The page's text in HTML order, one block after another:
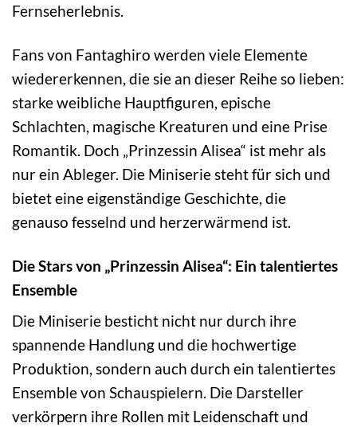
Fernseherlebnis.
Fans von Fantaghiro werden viele Elemente
wiedererkennen, die sie an dieser Reihe so lieben:
starke weibliche Hauptfiguren, epische
Schlachten, magische Kreaturen und eine Prise
Romantik. Doch „Prinzessin Alisea“ ist mehr als
nur ein Ableger. Die Miniserie steht für sich und
bietet eine eigenständige Geschichte, die
genauso fesselnd und herzerwärmend ist.
Die Stars von „Prinzessin Alisea“: Ein talentiertes
Ensemble
Die Miniserie besticht nicht nur durch ihre
spannende Handlung und die hochwertige
Produktion, sondern auch durch ein talentiertes
Ensemble von Schauspielern. Die Darsteller
verkörpern ihre Rollen mit Leidenschaft und